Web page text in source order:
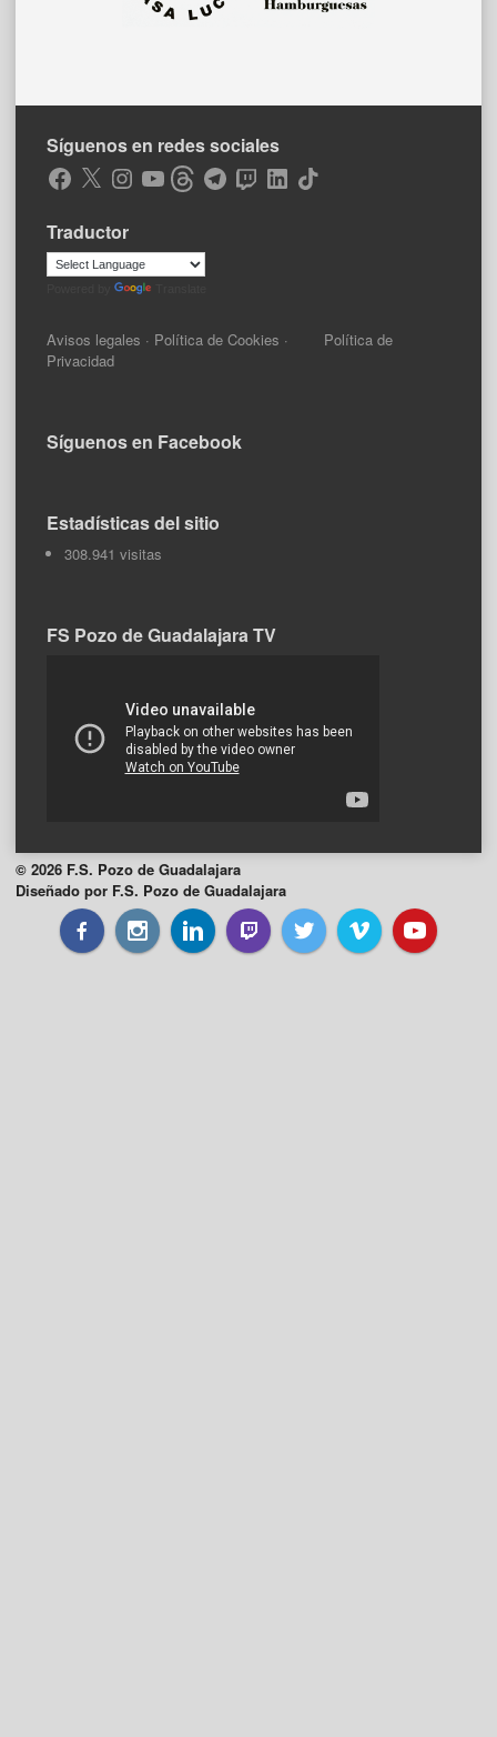
Síguenos en redes sociales
Facebook
X Instagram
YouTubeThreadsTelegramTwitchLinkedIn
TikTok
Traductor
Avisos legales · Política de Cookies · Política de
Privacidad
Síguenos en Facebook
Estadísticas del sitio
308.941 visitas
FS Pozo de Guadalajara TV
© 2026 F.S. Pozo de Guadalajara
Diseñado por F.S. Pozo de Guadalajara